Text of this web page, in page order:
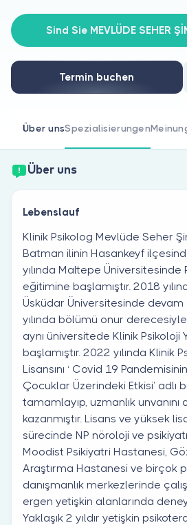
Für Ärzte
Sind Sie MEVLÜDE SEHER
Termin buchen
Über unsSpezialisierungen
Über uns
Lebenslauf
Klinik Psikolog Mevlüde Seher
Batman ilinin Hasankeyf
yılında Maltepe Üniversitesinde
eğitimine başlamıştır. 2018
Üsküdar Üniversitesinde
yılında bölümü onur
aynı üniversitede Klinik Psikoloji
başlamıştır. 2022 yılında Klinik
Lisansını ‘ Covid 19
Çocuklar Üzerindeki Etkisi’ adlı
tamamlayıp, uzmanlık
kazanmıştır. Lisans ve yüksek
sürecinde NP nöroloji ve
Moodist Psikiyatri Hastanesi,
Araştırma Hastanesi ve birçok
danışmanlık merkezlerinde
ergen yetişkin alanlarında
Yaklaşık 2 yıldır yetişkin